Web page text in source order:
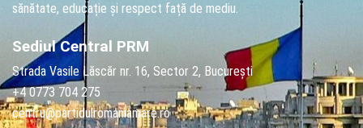
sănătate, educație și respect față de mediu.
Sediul Central PRM
Strada Vasile Lăscăr nr. 16, Sector 2, București
+4 0773 704 275
centru@partidulromaniamare.ro